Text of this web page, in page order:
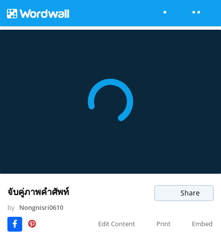
จับคู่ภาพคำศัพท์ Share
by Nongnisri0610
Edit Content
Print Embed